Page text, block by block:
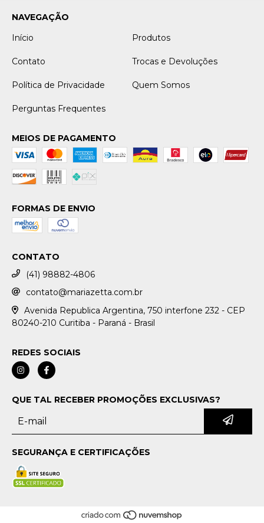
NAVEGAÇÃO
Início
Produtos
Contato Trocas e Devoluções
Política de Privacidade Quem Somos
Perguntas Frequentes
MEIOS DE PAGAMENTO
FORMAS DE ENVIO
CONTATO
(41) 98882-4806
contato@mariazetta.com.br
Avenida Republica Argentina, 750 interfone 232 - CEP
80240-210 Curitiba - Paraná - Brasil
REDES SOCIAIS
QUE TAL RECEBER PROMOÇÕES EXCLUSIVAS?
SEGURANÇA E CERTIFICAÇÕES